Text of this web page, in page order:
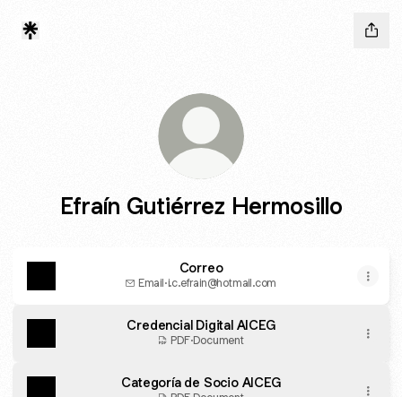
Efraín Gutiérrez Hermosillo
Correo
Email·i.c.efrain@hotmail.com
Credencial Digital AICEG
PDF·Document
Categoría de Socio AICEG